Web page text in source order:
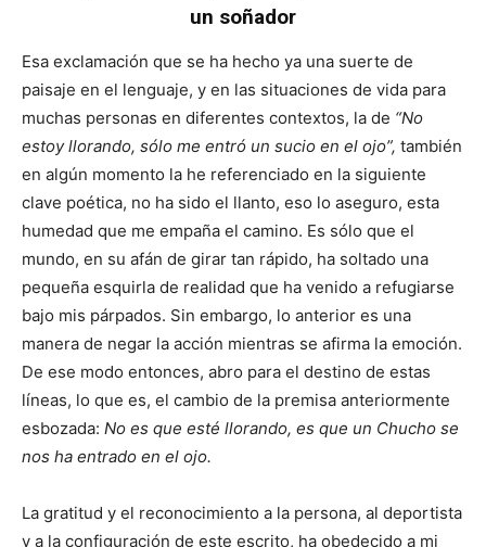
un soñador
Esa exclamación que se ha hecho ya una suerte de
paisaje en el lenguaje, y en las situaciones de vida para
muchas personas en diferentes contextos, la de “No
estoy llorando, sólo me entró un sucio en el ojo”, también
en algún momento la he referenciado en la siguiente
clave poética, no ha sido el llanto, eso lo aseguro, esta
humedad que me empaña el camino. Es sólo que el
mundo, en su afán de girar tan rápido, ha soltado una
pequeña esquirla de realidad que ha venido a refugiarse
bajo mis párpados. Sin embargo, lo anterior es una
manera de negar la acción mientras se afirma la emoción.
De ese modo entonces, abro para el destino de estas
líneas, lo que es, el cambio de la premisa anteriormente
esbozada: No es que esté llorando, es que un Chucho se
nos ha entrado en el ojo.
La gratitud y el reconocimiento a la persona, al deportista
y a la configuración de este escrito, ha obedecido a mi